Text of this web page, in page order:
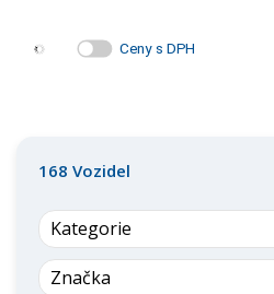
Ceny s DPH
168 Vozidel
Kategorie
Značka